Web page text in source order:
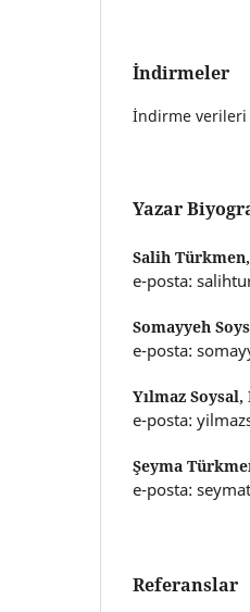
İndirmeler
İndirme verileri
Yazar
Salih Türkmen,
e-posta:
Somayyeh
e-posta:
Yılmaz Soysal,
e-posta:
Şeyma
e-posta:
Referanslar